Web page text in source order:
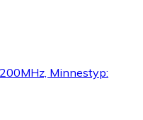
Minnestyp: